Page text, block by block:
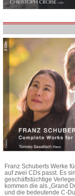
Franz Schuberts Werke
auf zwei CDs passt. Es
geschäftstüchtige
kommen die als „Grand
und die bedeutende C-